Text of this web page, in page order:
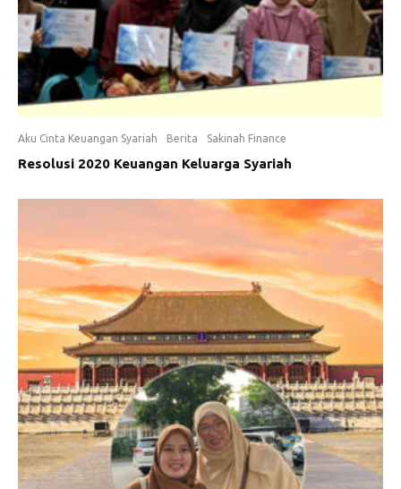
Aku Cinta Keuangan Syariah Berita Sakinah Finance
Resolusi 2020 Keuangan Keluarga Syariah